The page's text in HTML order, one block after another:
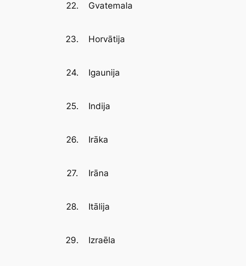
22. Gvatemala
23. Horvātija
24. Igaunija
25. Indija
26. Irāka
27. Irāna
28. Itālija
29. Izraēla